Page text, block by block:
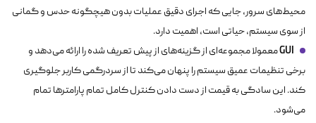
محیط‌های سرور، جایی که اجرای دقیق عملیات بدون هیچگونه حدس و گمانی
از سوی سیستم، حیاتی است، اهمیت دارد.
GUIمعمولا مجموعه‌ای از گزینه‌های از پیش تعریف شده را ارائه می‌دهد و
برخی تنظیمات عمیق سیستم را پنهان می‌کند تا از سردرگمی کاربر جلوگیری
کند. این سادگی به قیمت از دست دادن کنترل کامل تمام پارامترها تمام
می‌شود.